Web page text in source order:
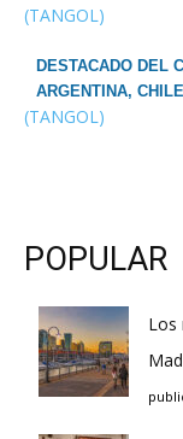
(TANGOL)
DESTACADO DEL
ARGENTINA,
(TANGOL)
POPULAR
Los